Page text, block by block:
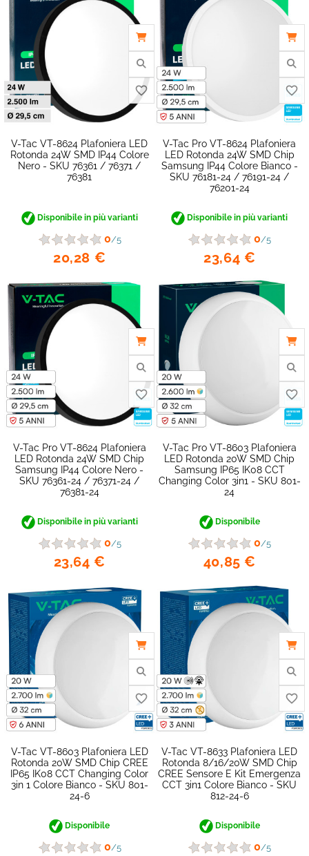
favorite_border
V-Tac VT-8624 Plafoniera LED
Rotonda 24W SMD IP44 Colore
Nero - SKU 76361 / 76371 /
76381
Disponibile in più varianti
0/5
20,28 €
V-Tac Pro VT-8624 Plafoniera
LED Rotonda 24W SMD Chip
Samsung IP44 Colore Bianco -
SKU 76181-24 / 76191-24 /
76201-24
Disponibile in più varianti
0/5
23,64 €
V-Tac Pro VT-8624 Plafoniera
LED Rotonda 24W SMD Chip
Samsung IP44 Colore Nero -
SKU 76361-24 / 76371-24 /
76381-24
Disponibile in più varianti
0/5
23,64 €
V-Tac Pro VT-8603 Plafoniera
LED Rotonda 20W SMD Chip
Samsung IP65 IK08 CCT
Changing Color 3in1 - SKU 801-
24
Disponibile
0/5
40,85 €
V-Tac VT-8603 Plafoniera LED
Rotonda 20W SMD Chip CREE
IP65 IK08 CCT Changing Color
3in 1 Colore Bianco - SKU 801-
24-6
Disponibile
0/5
V-Tac VT-8633 Plafoniera LED
Rotonda 8/16/20W SMD Chip
CREE Sensore E Kit Emergenza
CCT 3in1 Colore Bianco - SKU
812-24-6
Disponibile
0/5